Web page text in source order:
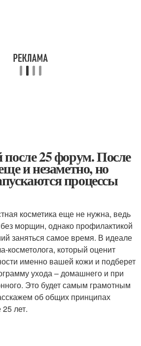
после 25 форум. После
и незаметно, но
процессы
косметика еще не нужна, ведь
морщин, однако профилактикой
заняться самое время. В идеале
косметолога, который оценит
именно вашей кожи и подберет
ухода – домашнего и при
Это будет самым грамотным
об общих принципах
лет.